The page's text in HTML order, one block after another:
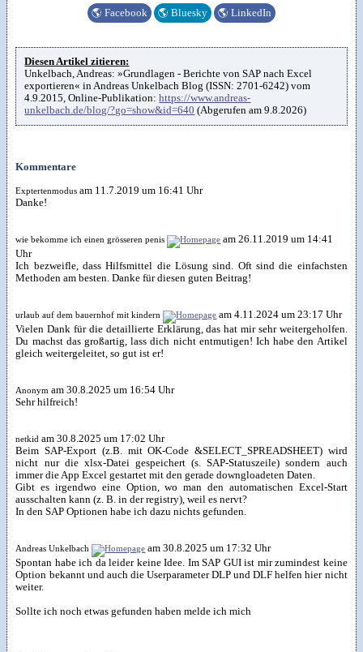
🌎 Facebook 🌎 Bluesky 🌎 LinkedIn
Diesen Artikel zitieren:
Unkelbach, Andreas: »Grundlagen - Berichte von SAP nach Excel
exportieren« in Andreas Unkelbach Blog (ISSN: 2701-6242) vom
4.9.2015, Online-Publikation:https://www.andreas-
unkelbach.de/blog/?go=show&id=640 (Abgerufen am 9.8.2026)
Kommentare
Exptertenmodus am 11.7.2019 um 16:41 Uhr
Danke!
wie bekomme ich einen grösseren penis
am 26.11.2019 um 14:41
Uhr
Ich bezweifle, dass Hilfsmittel die Lösung sind. Oft sind die einfachsten
Methoden am besten. Danke für diesen guten Beitrag!
urlaub auf dem bauernhof mit kindern
am 4.11.2024 um 23:17 Uhr
Vielen Dank für die detaillierte Erklärung, das hat mir sehr weitergeholfen.
Du machst das großartig, lass dich nicht entmutigen! Ich habe den Artikel
gleich weitergeleitet, so gut ist er!
Anonym am 30.8.2025 um 16:54 Uhr
Sehr hilfreich!
netkid am 30.8.2025 um 17:02 Uhr
Beim SAP-Export (z.B. mit OK-Code &SELECT_SPREADSHEET) wird
nicht nur die xlsx-Datei gespeichert (s. SAP-Statuszeile) sondern auch
immer die App Excel gestartet mit den gerade downgloadeten Daten.
Gibt es irgendwo eine Option, wo man den automatischen Excel-Start
ausschalten kann (z. B. in der registry), weil es nervt?
In den SAP Optionen habe ich dazu nichts gefunden.
Andreas Unkelbach
am 30.8.2025 um 17:32 Uhr
Spontan habe ich da leider keine Idee. Im SAP GUI ist mir zumindest keine
Option bekannt und auch die Userparameter DLP und DLF helfen hier nicht
weiter.
Sollte ich noch etwas gefunden haben melde ich mich